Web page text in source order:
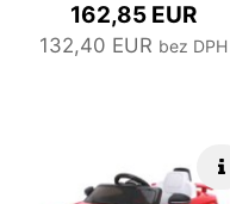
162,85 EUR
132,40 EUR bez DPH